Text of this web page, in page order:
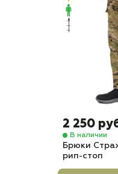
2 250
В наличии
Брюки
рип-стоп